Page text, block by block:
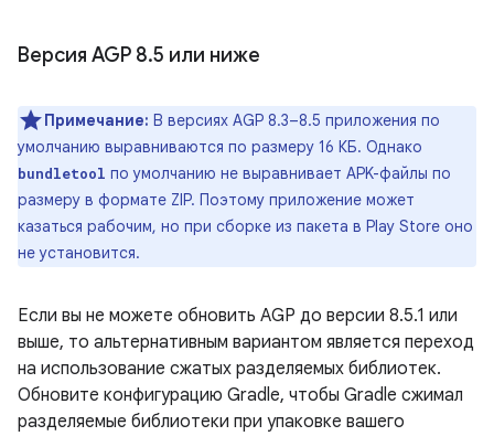
Версия AGP 8.5 или ниже
Примечание: В версиях AGP 8.3–8.5 приложения по
умолчанию выравниваются по размеру 16 КБ. Однако
bundletool по умолчанию не выравнивает APK-файлы по
размеру в формате ZIP. Поэтому приложение может
казаться рабочим, но при сборке из пакета в Play Store оно
не установится.
Если вы не можете обновить AGP до версии 8.5.1 или
выше, то альтернативным вариантом является переход
на использование сжатых разделяемых библиотек.
Обновите конфигурацию Gradle, чтобы Gradle сжимал
разделяемые библиотеки при упаковке вашего